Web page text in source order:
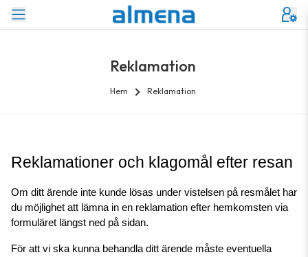
Reklamation
Hem Reklamation
Reklamationer och klagomål efter resan
Om ditt ärende inte kunde lösas under vistelsen på resmålet har
du möjlighet att lämna in en reklamation efter hemkomsten via
formuläret längst ned på sidan.
För att vi ska kunna behandla ditt ärende måste eventuella